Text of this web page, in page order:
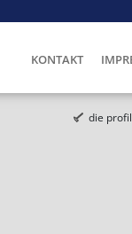
KONTAKT
die